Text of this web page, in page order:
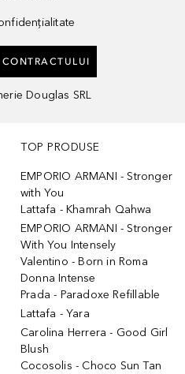
CONTRACTULUI
Douglas SRL
TOP PRODUSE
EMPORIO ARMANI - Stronger
with You
Lattafa - Khamrah Qahwa
EMPORIO ARMANI - Stronger
With You Intensely
Valentino - Born in Roma
Donna Intense
Prada - Paradoxe Refillable
Lattafa - Yara
Carolina Herrera - Good Girl
Blush
Cocosolis - Choco Sun Tan